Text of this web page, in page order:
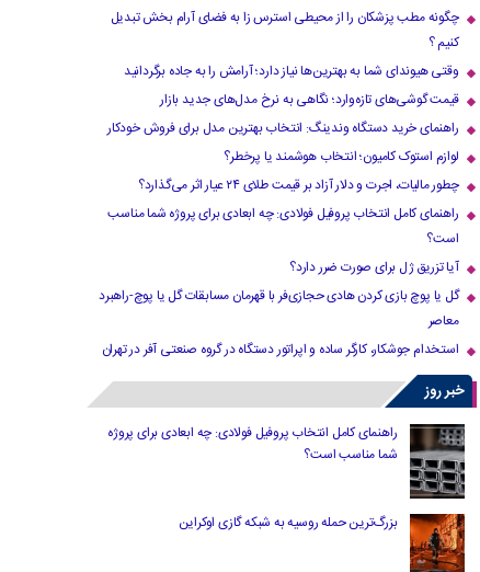
چگونه مطب پزشکان را از محیطی استرس زا به فضای آرام بخش تبدیل
کنیم ؟
وقتی هیوندای شما به بهترین‌ها نیاز دارد؛ آرامش را به جاده برگردانید
قیمت گوشی‌های تازه‌وارد؛ نگاهی به نرخ مدل‌های جدید بازار
راهنمای خرید دستگاه وندینگ: انتخاب بهترین مدل برای فروش خودکار
لوازم استوک کامیون؛ انتخاب هوشمند یا پرخطر؟
چطور مالیات، اجرت و دلار آزاد بر قیمت طلای ۲۴ عیار اثر می‌گذارد؟
راهنمای کامل انتخاب پروفیل فولادی: چه ابعادی برای پروژه شما مناسب
است؟
آیا تزریق ژل برای صورت ضرر دارد​؟
گل یا پوچ بازی کردن هادی حجازی‌فر با قهرمان مسابقات گل یا پوچ-راهبرد
معاصر
استخدام جوشکار، کارگر ساده و اپراتور دستگاه در گروه صنعتی آفر در تهران
خبر روز
راهنمای کامل انتخاب پروفیل فولادی: چه ابعادی برای پروژه
شما مناسب است؟
بزرگ‌ترین حمله روسیه به شبکه گازی اوکراین